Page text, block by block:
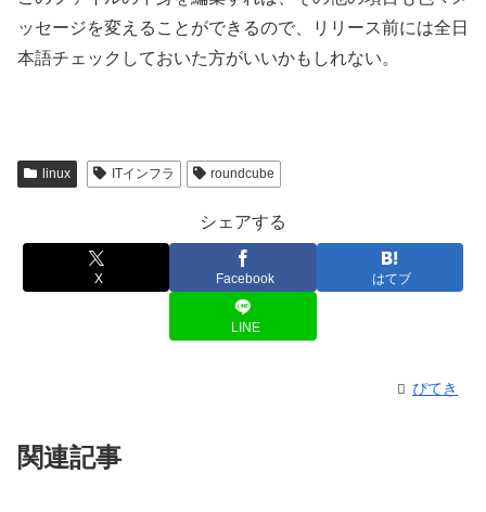
ッセージを変えることができるので、リリース前には全日
本語チェックしておいた方がいいかもしれない。
linux ITインフラ roundcube
シェアする
X Facebook はてブ
LINE
ぴてき
関連記事